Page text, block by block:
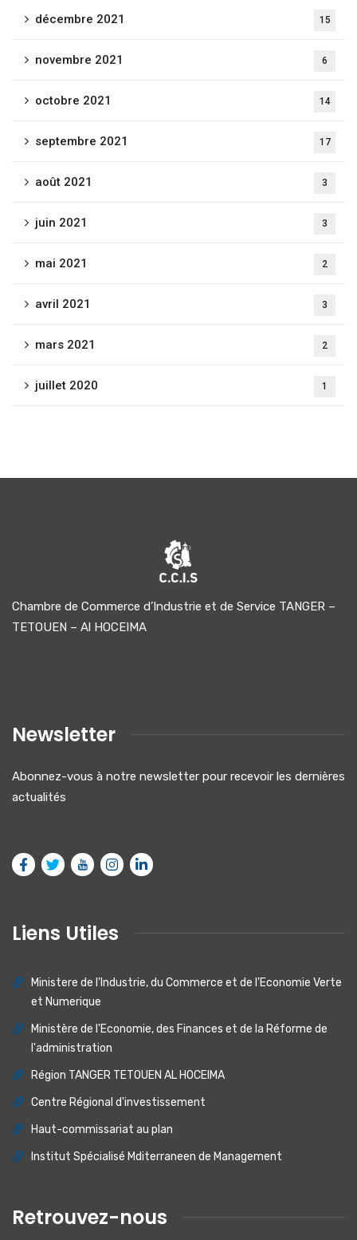
décembre 2021 15
novembre 2021 6
octobre 2021 14
septembre 2021 17
août 2021 3
juin 2021 3
mai 2021 2
avril 2021 3
mars 2021 2
juillet 2020 1
Chambre de Commerce d’Industrie et de Service TANGER –
TETOUEN – Al HOCEIMA
Newsletter
Abonnez-vous à notre newsletter pour recevoir les dernières
actualités
Liens Utiles
Ministere de I'lndustrie, du Commerce et de I'Economie Verte
et Numerique
Ministère de l'Economie, des Finances et de la Réforme de
l'administration
Région TANGER TETOUEN AL HOCEIMA
Centre Régional d'investissement
Haut-commissariat au plan
Institut Spécialisé Mditerraneen de Management
Retrouvez-nous